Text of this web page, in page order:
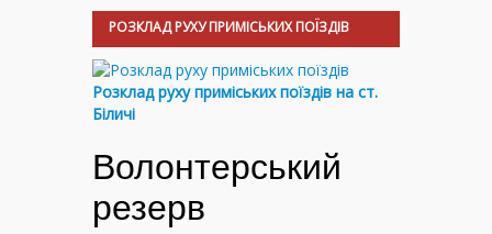
РОЗКЛАД РУХУ ПРИМІСЬКИХ ПОЇЗДІВ
Розклад руху приміських поїздів на ст.
Біличі